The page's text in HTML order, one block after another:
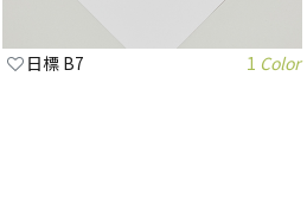
日標 B7 1 Color